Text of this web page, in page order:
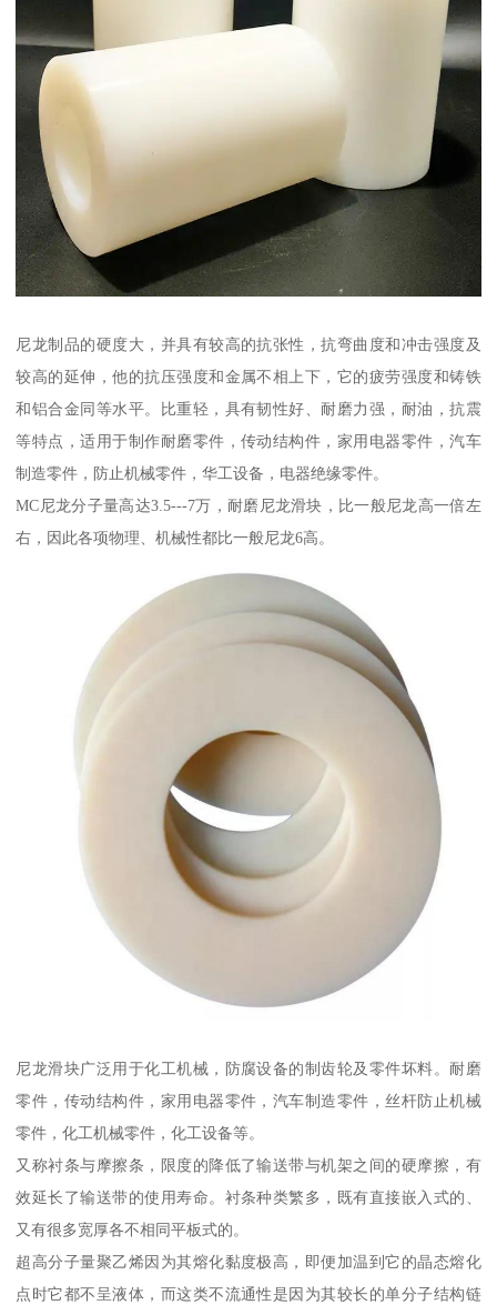
尼龙制品的硬度大，并具有较高的抗张性，抗弯曲度和冲击强度及
较高的延伸，他的抗压强度和金属不相上下，它的疲劳强度和铸铁
和铝合金同等水平。比重轻，具有韧性好、耐磨力强，耐油，抗震
等特点，适用于制作耐磨零件，传动结构件，家用电器零件，汽车
制造零件，防止机械零件，华工设备，电器绝缘零件。
MC尼龙分子量高达3.5---7万，耐磨尼龙滑块，比一般尼龙高一倍左
右，因此各项物理、机械性都比一般尼龙6高。
尼龙滑块广泛用于化工机械，防腐设备的制齿轮及零件坏料。耐磨
零件，传动结构件，家用电器零件，汽车制造零件，丝杆防止机械
零件，化工机械零件，化工设备等。
又称衬条与摩擦条，限度的降低了输送带与机架之间的硬摩擦，有
效延长了输送带的使用寿命。衬条种类繁多，既有直接嵌入式的、
又有很多宽厚各不相同平板式的。
超高分子量聚乙烯因为其熔化黏度极高，即便加温到它的晶态熔化
点时它都不呈液体，而这类不流通性是因为其较长的单分子结构链